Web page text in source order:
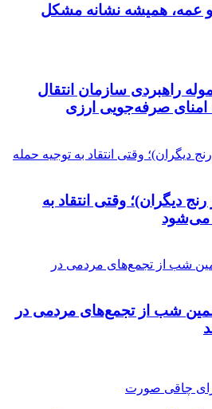
و عمه، همیشه نشانه مشکل
راهبردی سازمان انتقال
صرفه‌جویی ارزی
دیگران)؛ وقتی انتقاد به
می‌شود
شب از تجمع‌های مردمی در